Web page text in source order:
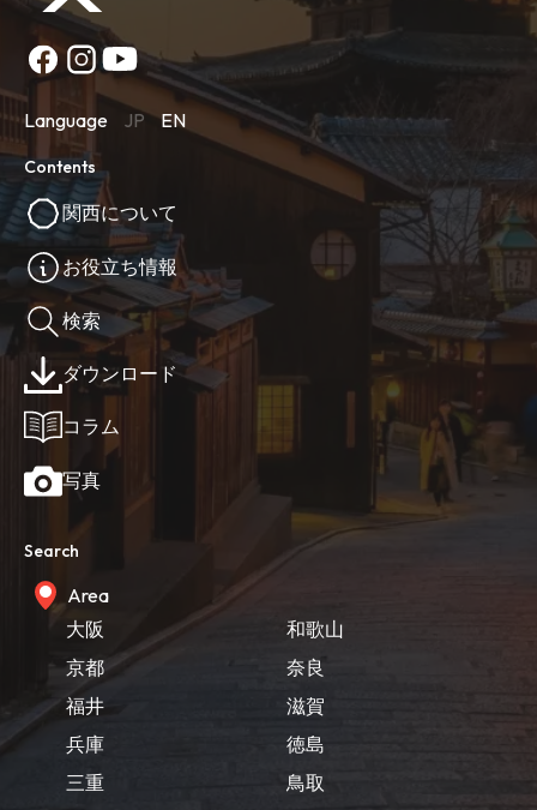
Language JP EN
Contents
関西について
お役立ち情報
検索
ダウンロード
コラム
写真
Search
Area
大阪
京都
福井
兵庫
三重
和歌山
奈良
滋賀
徳島
鳥取